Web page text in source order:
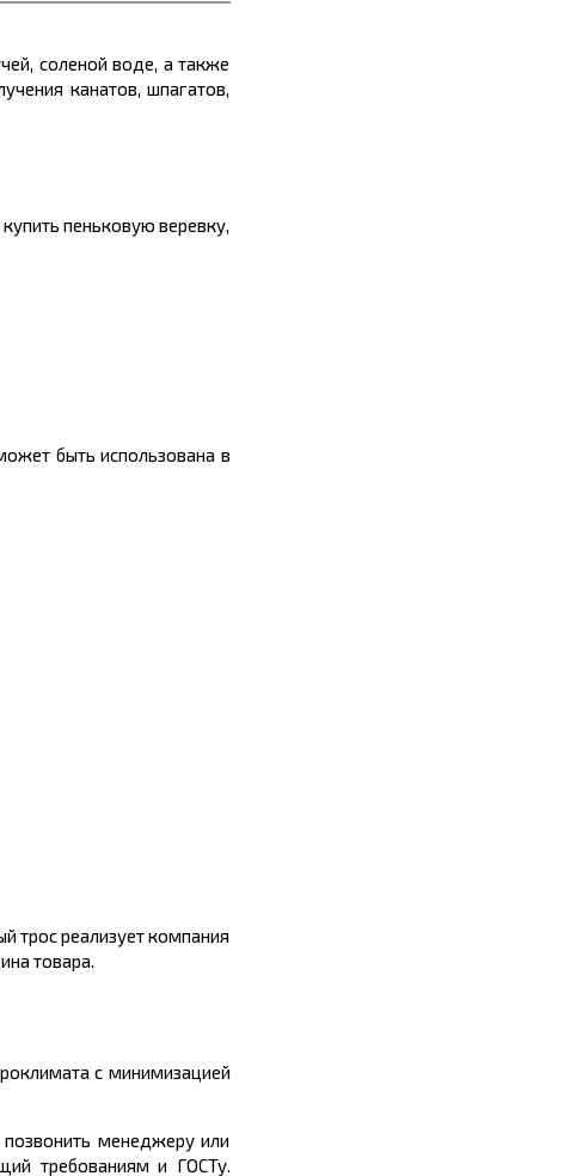
соленой воде, а также
канатов, шпагатов,
пеньковую веревку,
быть использована в
трос реализует компания
товара.
с минимизацией
менеджеру или
требованиям и ГОСТу.